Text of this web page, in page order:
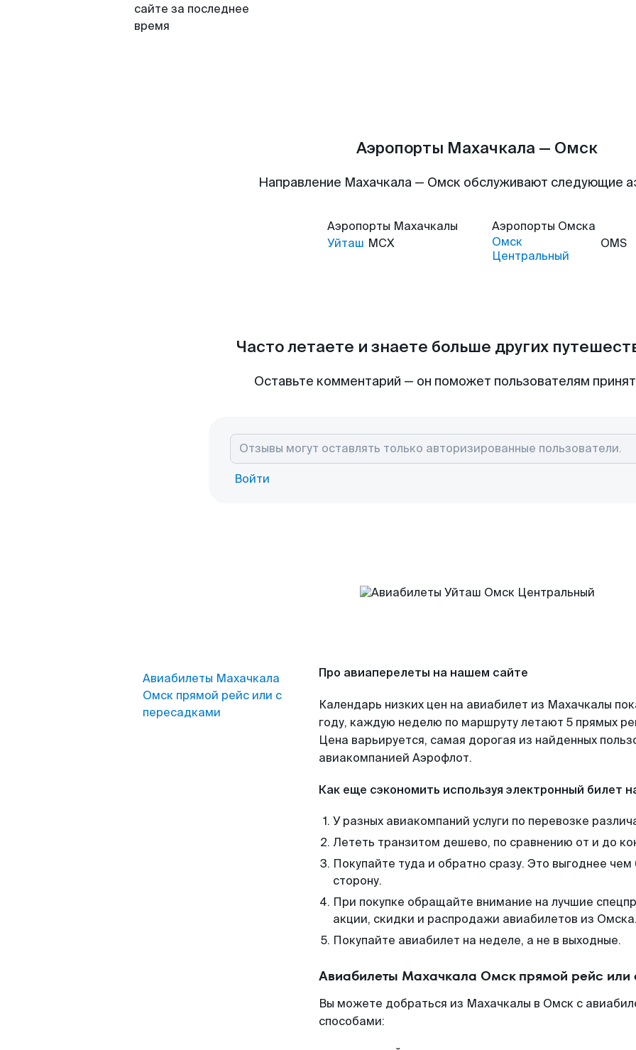
сайте за последнее
время
Аэропорты Махачкала — Омск
Направление Махачкала — Омск обслуживают следующие
Аэропорты Махачкалы
Уйташ MCX
Аэропорты Омска
Омск
Центральный
OMS
Часто летаете и знаете больше других
Оставьте комментарий — он поможет пользователям
Войти
Авиабилеты Махачкала
Омск прямой рейс или с
пересадками
Про авиаперелеты на нашем сайте
Календарь низких цен на авиабилет из Махачкалы
году, каждую неделю по маршруту летают 5 прямых
Цена варьируется, самая дорогая из найденных
авиакомпанией Аэрофлот.
Как еще сэкономить используя электронный билет
У разных авиакомпаний услуги по перевозке
Лететь транзитом дешево, по сравнению от и до
Покупайте туда и обратно сразу. Это выгоднее
сторону.
При покупке обращайте внимание на лучшие
акции, скидки и распродажи авиабилетов из Омска.
Покупайте авиабилет на неделе, а не в выходные.
Авиабилеты Махачкала Омск прямой рейс или
Вы можете добраться из Махачкалы в Омск с
способами: